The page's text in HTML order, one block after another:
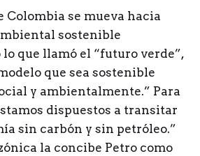
Colombia se mueva hacia
sostenible
que llamó el “futuro verde”,
que sea sostenible
y ambientalmente.” Para
dispuestos a transitar
sin carbón y sin petróleo.”
la concibe Petro como